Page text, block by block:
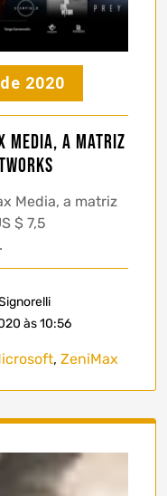
2020
Media, a matriz
Media, a matriz
$ 7,5
às 10:56
, ZeniMax